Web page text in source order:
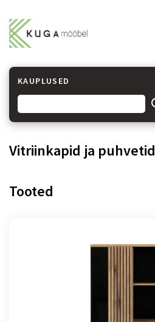
KAUPLUSED
Vitriinkapid ja puhvetid
Tooted